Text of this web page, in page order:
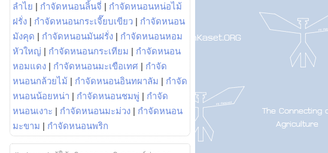
ลำไย | กำจัดหนอนลิ้นจี่ | กำจัดหนอนหน่อไม้
ฝรั่ง | กำจัดหนอนกระเจี๊ยบเขียว | กำจัดหนอน
มังคุด | กำจัดหนอนมันฝรั่ง | กำจัดหนอนหอม
หัวใหญ่ | กำจัดหนอนกระเทียม | กำจัดหนอน
หอมแดง | กำจัดหนอนมะเขือเทศ | กำจัด
หนอนกล้วยไม้ | กำจัดหนอนอินทผาลัม | กำจัด
หนอนน้อยหน่า | กำจัดหนอนชมพู่ | กำจัด
หนอนเงาะ | กำจัดหนอนมะม่วง | กำจัดหนอน
มะขาม | กำจัดหนอนพริก